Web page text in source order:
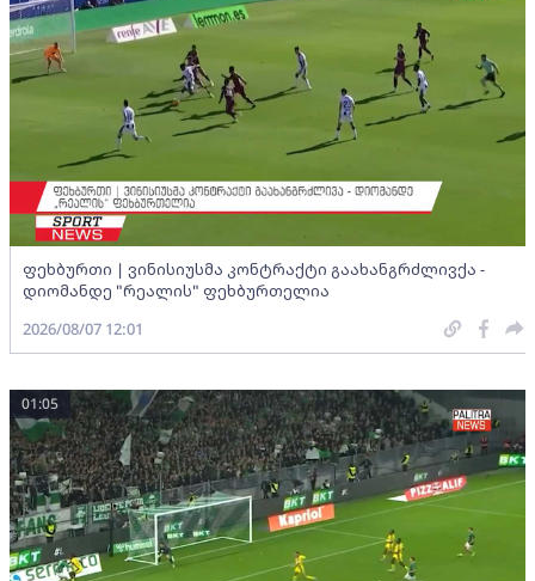
ფეხბურთი | ვინისიუსმა კონტრაქტი გაახანგრძლივქა -
დიომანდე "რეალის" ფეხბურთელია
2026/08/07 12:01
01:05